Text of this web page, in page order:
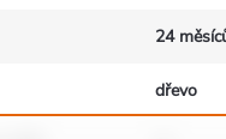
24
dřevo